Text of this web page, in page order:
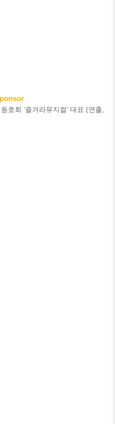
호회 '즐겨라뮤지컬' 대표 (연출,